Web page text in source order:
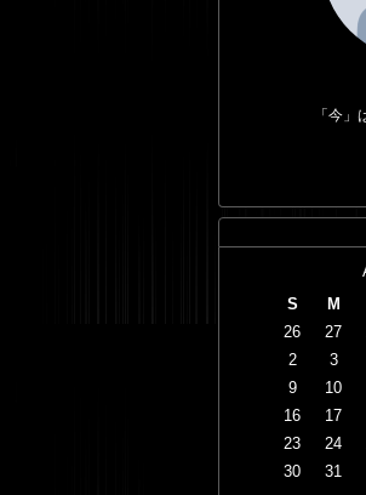
「今」
S
M
26
27
2
3
9
10
16
17
23
24
30
31